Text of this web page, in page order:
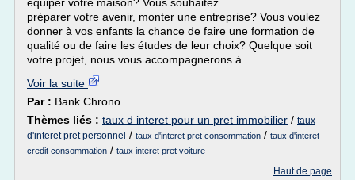
préparer votre avenir, monter une entreprise? Vous voulez
donner à vos enfants la chance de faire une formation de
qualité ou de faire les études de leur choix? Quelque soit
votre projet, nous vous accompagnerons à...
Voir la suite
Par : Bank Chrono
Thèmes liés : taux d interet pour un pret immobilier / taux
d'interet pret personnel / taux d'interet pret consommation / taux d'interet
credit consommation / taux interet pret voiture
Haut de page